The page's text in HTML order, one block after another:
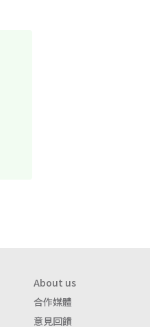
About us
合作媒體
意見回饋